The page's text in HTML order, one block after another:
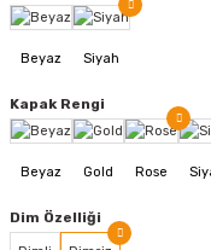
Kapak Rengi
Dim Özelliği